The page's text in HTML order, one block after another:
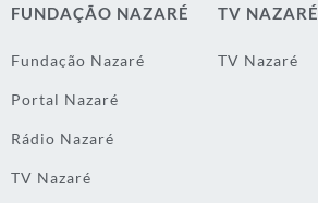
FUNDAÇÃO NAZARÉ
Fundação Nazaré
Portal Nazaré
Rádio Nazaré
TV Nazaré
TV NAZARÉ
TV Nazaré